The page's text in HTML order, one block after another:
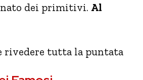
dei primitivi. Al
rivedere tutta la puntata